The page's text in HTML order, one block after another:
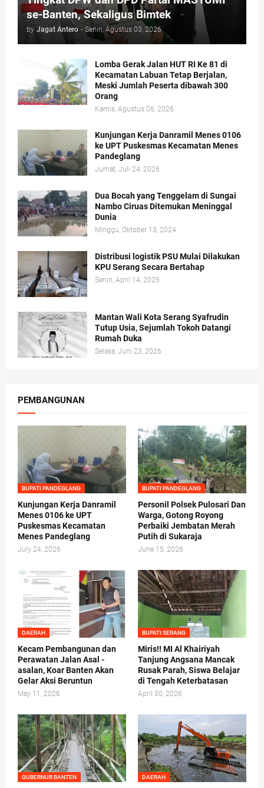
se-Banten, Sekaligus Bimtek
by Jagat Antero - Senin, Agustus 03, 2026
Lomba Gerak Jalan HUT RI Ke 81 di
Kecamatan Labuan Tetap Berjalan,
Meski Jumlah Peserta dibawah 300
Orang
Kamis, Agustus 06, 2026
Kunjungan Kerja Danramil Menes 0106
ke UPT Puskesmas Kecamatan Menes
Pandeglang
Jumat, Juli 24, 2026
Dua Bocah yang Tenggelam di Sungai
Nambo Ciruas Ditemukan Meninggal
Dunia
Minggu, Oktober 13, 2024
Distribusi logistik PSU Mulai Dilakukan
KPU Serang Secara Bertahap
Senin, April 14, 2025
Mantan Wali Kota Serang Syafrudin
Tutup Usia, Sejumlah Tokoh Datangi
Rumah Duka
Selasa, Juni 23, 2026
PEMBANGUNAN
BUPATI PANDEGLANG
Kunjungan Kerja Danramil
Menes 0106 ke UPT
Puskesmas Kecamatan
Menes Pandeglang
July 24, 2026
BUPATI PANDEGLANG
Personil Polsek Pulosari Dan
Warga, Gotong Royong
Perbaiki Jembatan Merah
Putih di Sukaraja
June 15, 2026
DAERAH
Kecam Pembangunan dan
Perawatan Jalan Asal -
asalan, Koar Banten Akan
Gelar Aksi Beruntun
May 11, 2026
BUPATI SERANG
Miris!! MI Al Khairiyah
Tanjung Angsana Mancak
Rusak Parah, Siswa Belajar
di Tengah Keterbatasan
April 30, 2026
GUBERNUR BANTEN DAERAH